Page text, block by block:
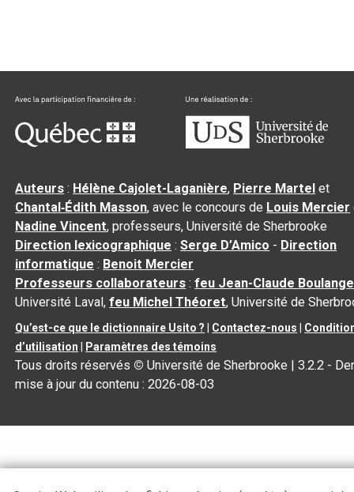
Auteurs : Hélène Cajolet-Laganière, Pierre Martel et
Chantal‑Édith Masson, avec le concours de Louis Mercier
Nadine Vincent, professeurs, Université de Sherbrooke
Direction lexicographique :Serge D’Amico - Direction
informatique : Benoit Mercier
Professeurs collaborateurs :feu Jean-Claude
Université Laval,feu Michel Théoret, Université de
Qu’est-ce que le dictionnaire Usito ? Contactez-nous
d’utilisation
Paramètres des témoins
Tous droits réservés © Université de Sherbrooke |3.2.2 -
mise à jour du contenu :2026-08-03